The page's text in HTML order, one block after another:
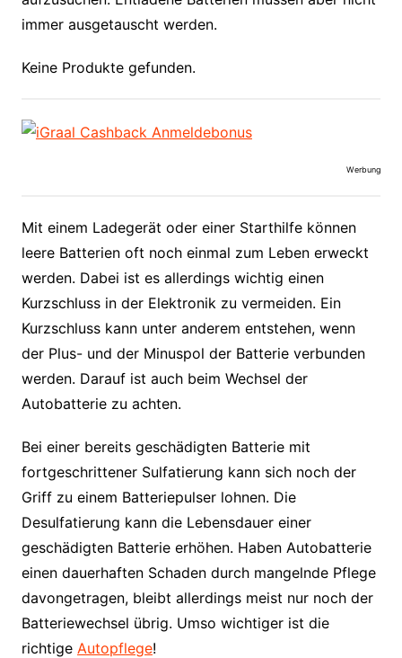
immer ausgetauscht werden.
Keine Produkte gefunden.
Werbung
Mit einem Ladegerät oder einer Starthilfe können
leere Batterien oft noch einmal zum Leben erweckt
werden. Dabei ist es allerdings wichtig einen
Kurzschluss in der Elektronik zu vermeiden. Ein
Kurzschluss kann unter anderem entstehen, wenn
der Plus- und der Minuspol der Batterie verbunden
werden. Darauf ist auch beim Wechsel der
Autobatterie zu achten.
Bei einer bereits geschädigten Batterie mit
fortgeschrittener Sulfatierung kann sich noch der
Griff zu einem Batteriepulser lohnen. Die
Desulfatierung kann die Lebensdauer einer
geschädigten Batterie erhöhen. Haben Autobatterie
einen dauerhaften Schaden durch mangelnde Pflege
davongetragen, bleibt allerdings meist nur noch der
Batteriewechsel übrig. Umso wichtiger ist die
richtige Autopflege!